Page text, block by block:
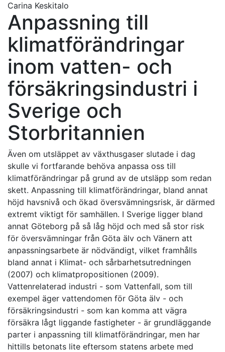
Carina Keskitalo
Anpassning till
klimatförändringar
inom vatten- och
försäkringsindustri i
Sverige och
Storbritannien
Även om utsläppet av växthusgaser slutade i dag
skulle vi fortfarande behöva anpassa oss till
klimatförändringar på grund av de utsläpp som redan
skett. Anpassning till klimatförändringar, bland annat
höjd havsnivå och ökad översvämningsrisk, är därmed
extremt viktigt för samhällen. I Sverige ligger bland
annat Göteborg på så låg höjd och med så stor risk
för översvämningar från Göta älv och Vänern att
anpassningsarbete är nödvändigt, vilket framhålls
bland annat i Klimat- och sårbarhetsutredningen
(2007) och klimatpropositionen (2009).
Vattenrelaterad industri - som Vattenfall, som till
exempel äger vattendomen för Göta älv - och
försäkringsindustri - som kan komma att vägra
försäkra lågt liggande fastigheter - är grundläggande
parter i anpassning till klimatförändringar, men har
hittills betonats lite eftersom statens arbete med